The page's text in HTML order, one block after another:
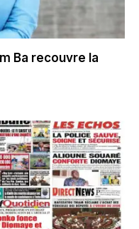
Ba recouvre la